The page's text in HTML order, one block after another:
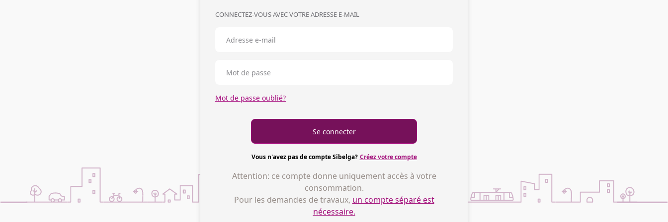
CONNECTEZ-VOUS AVEC VOTRE ADRESSE E-MAIL
Mot de passe oublié?
Se connecter
Vous n'avez pas de compte Sibelga? Créez votre compte
Attention: ce compte donne uniquement accès à votre
consommation.
Pour les demandes de travaux, un compte séparé est
nécessaire.